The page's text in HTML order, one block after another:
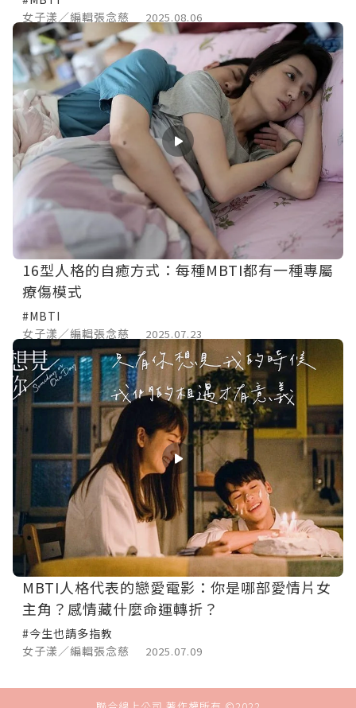
女子漾／編輯張念慈
2025.08.06
16型人格的自癒方式：每種MBTI都有一種專屬
療傷模式
#MBTI
女子漾／編輯張念慈
2025.07.23
MBTI人格代表的戀愛電影：你是哪部愛情片女
主角？感情藏什麼命運轉折？
#今生也請多指教
女子漾／編輯張念慈
2025.07.09